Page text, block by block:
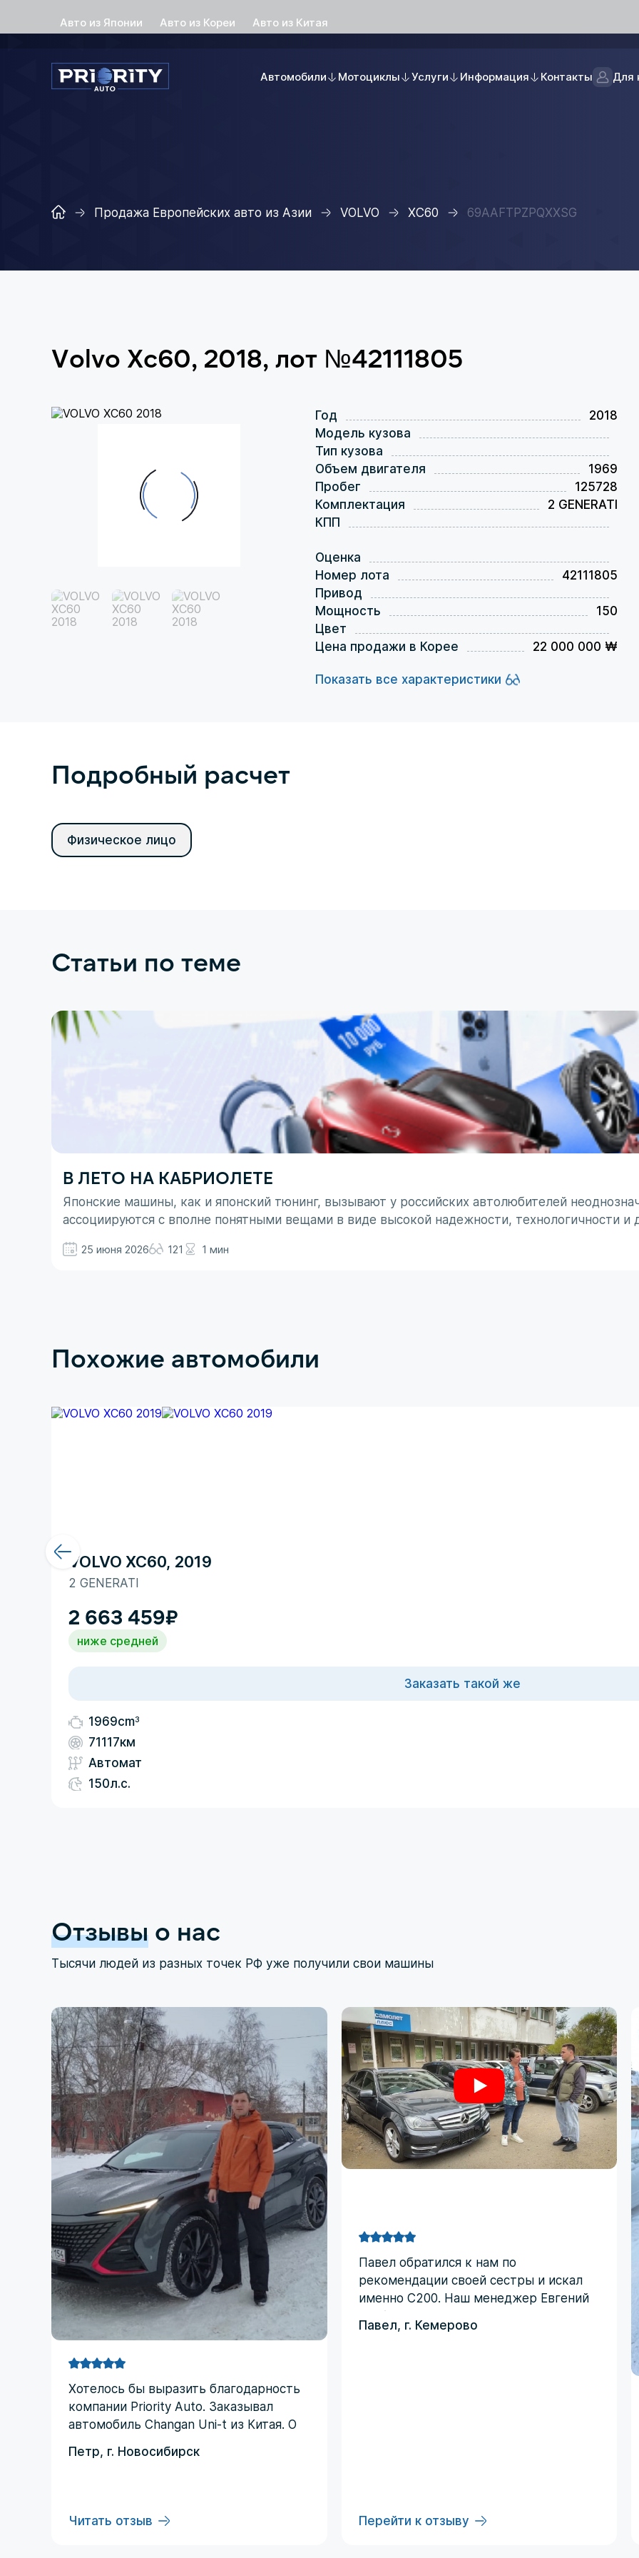
Авто из Японии Авто из Кореи Авто из Китая
Автомобили Мотоциклы Услуги Информация Контакты Для
Продажа Европейских авто из Азии VOLVO XC60 69AAFTPZPQXXSG
Volvo Xc60, 2018, лот №42111805
Год
2018
Модель кузова
Тип кузова
Объем двигателя
1969
Пробег
125728
Комплектация
2 GENERATI
КПП
Оценка
Номер лота
42111805
Привод
Мощность
150
Цвет
Цена продажи в Корее
22 000 000 ₩
Показать все характеристики
Подробный расчет
Физическое лицо
Статьи по теме
В ЛЕТО НА КАБРИОЛЕТЕ
Японские машины, как и японский тюнинг, вызывают у российских автолюбителей
ассоциируются с вполне понятными вещами в виде высокой надежности, технологичности
25 июня 2026 121 1 мин
Похожие автомобили
1969cm3
71117км
Автомат
150л.с.
VOLVO XC60, 2019
2 GENERATI
2 663 459₽
ниже средней
Заказать такой же
Отзывы о нас
Тысячи людей из разных точек РФ уже получили свои машины
Хотелоcь бы выразить благодарность
компании Priority Аuto. Заказывал
автомобиль Changan Uni-t из Китая. О
компании узнал от друзей и коллег по
работе. Работал со мной менеджер
опасения по условиям выполнения
Петр, г. Новосибирск
Читать отзыв
Павел обратился к нам по
рекомендации своей сестры и искал
именно C200. Наш менеджер Евгений
автомобиль был куплен с первой
Павел, г. Кемерово
Перейти к отзыву